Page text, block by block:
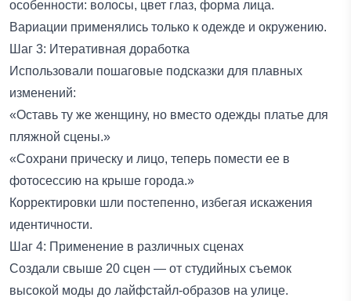
особенности: волосы, цвет глаз, форма лица.
Вариации применялись только к одежде и окружению.
Шаг 3: Итеративная доработка
Использовали пошаговые подсказки для плавных
изменений:
«Оставь ту же женщину, но вместо одежды платье для
пляжной сцены.»
«Сохрани прическу и лицо, теперь помести ее в
фотосессию на крыше города.»
Корректировки шли постепенно, избегая искажения
идентичности.
Шаг 4: Применение в различных сценах
Создали свыше 20 сцен — от студийных съемок
высокой моды до лайфстайл-образов на улице.